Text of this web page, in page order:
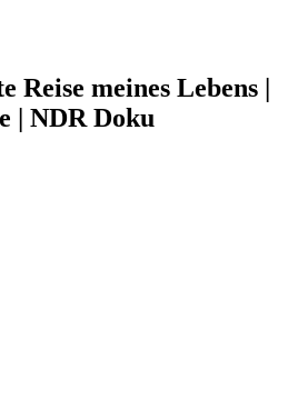
Reise meines Lebens |
| NDR Doku